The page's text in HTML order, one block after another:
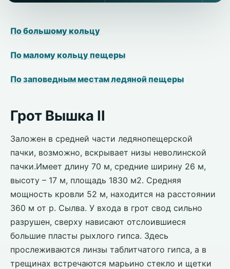
По большому кольцу
По малому кольцу пещеры
По заповедным местам ледяной пещеры
Грот Вышка II
Заложен в средней части ледянопещерской
пачки, возможно, вскрывает низы неволинской
пачки.Имеет длину 70 м, средние ширину 26 м,
высоту – 17 м, площадь 1830 м2. Средняя
мощность кровли 52 м, находится на расстоянии
360 м от р. Сылва. У входа в грот свод сильно
разрушен, сверху нависают отслоившиеся
большие пласты рыхлого гипса. Здесь
прослеживаются линзы таблитчатого гипса, а в
трещинах встречаются марьино стекло и щетки